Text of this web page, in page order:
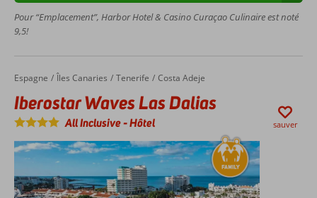
plats +
une
l'Omundo,
Visboer et
au Mondi
Jan Thiel !
Vue
imprenable
sur le
et le
Pour “Emplacement”, Harbor Hotel & Casino Curaçao Culinaire est noté
9,5!
Accueil
Espagne Îles Canaries Tenerife Costa Adeje
Iberostar Waves Las Dalias
Iberostar Waves Las Dalias
All Inclusive-Hôtel sauver